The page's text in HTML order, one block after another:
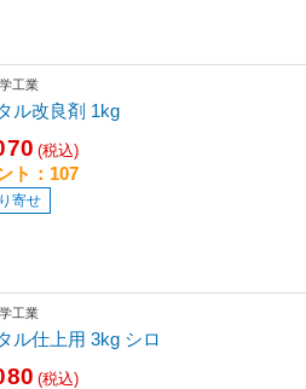
工業
ル改良剤 1kg
(税込)
ト：107
寄せ
工業
ル仕上用 3kg シロ
(税込)